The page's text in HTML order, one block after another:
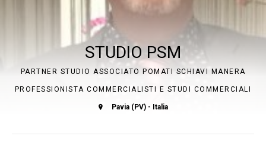
STUDIO PSM
PARTNER STUDIO ASSOCIATO POMATI SCHIAVI MANERA
PROFESSIONISTA COMMERCIALISTI E STUDI COMMERCIALI
Pavia (PV) - Italia